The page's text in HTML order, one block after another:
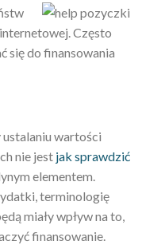
Często
się do finansowania
wartości
nie jest jak sprawdzić
elementem.
terminologię
miały wpływ na to,
finansowanie.